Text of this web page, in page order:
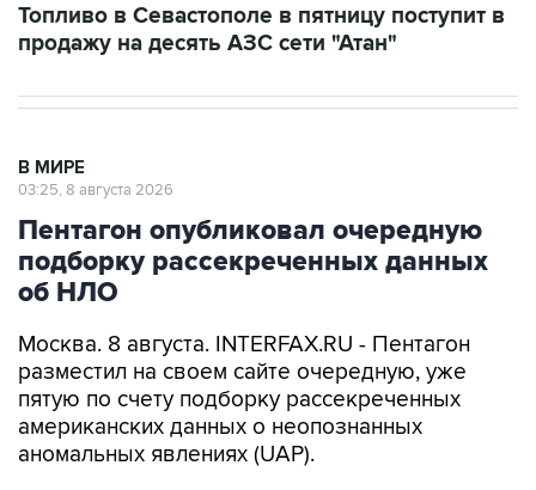
Топливо в Севастополе в пятницу поступит в
продажу на десять АЗС сети "Атан"
В МИРЕ
03:25, 8 августа 2026
Пентагон опубликовал очередную
подборку рассекреченных данных
об НЛО
Москва. 8 августа. INTERFAX.RU - Пентагон
разместил на своем сайте очередную, уже
пятую по счету подборку рассекреченных
американских данных о неопознанных
аномальных явлениях (UAP).